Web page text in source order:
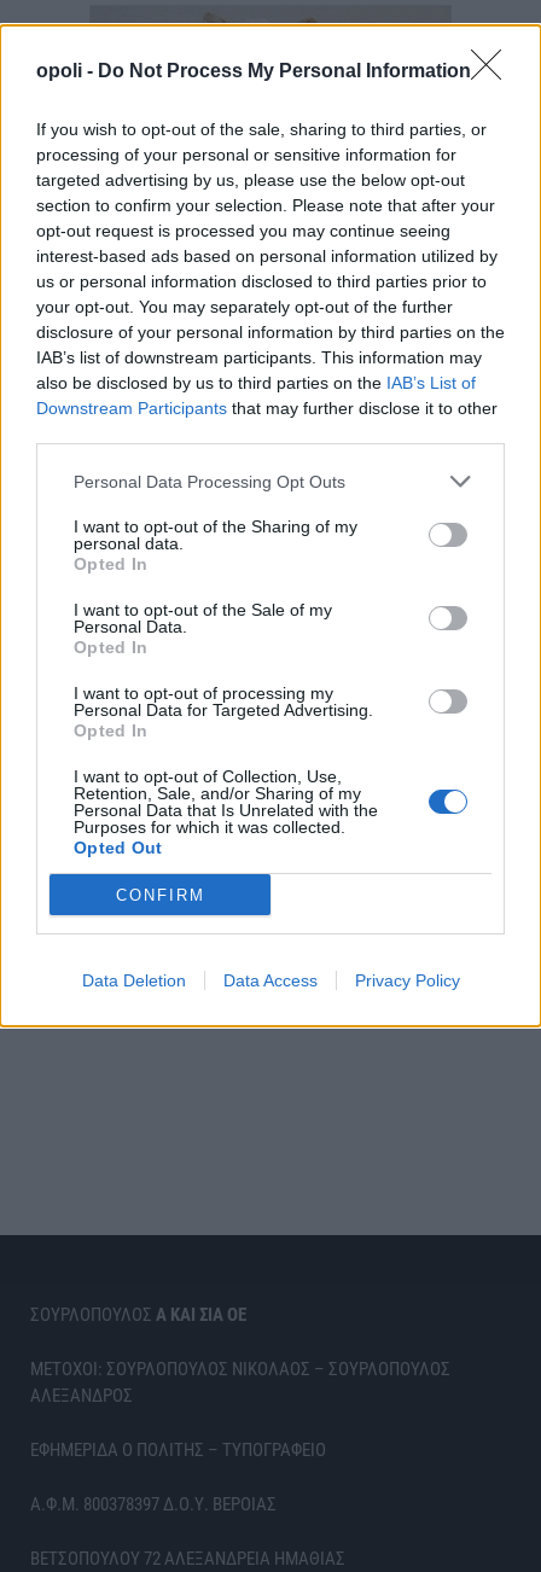
opoli - Do Not Process My Personal Information
If you wish to opt-out of the sale, sharing to third parties, or
processing of your personal or sensitive information for
targeted advertising by us, please use the below opt-out
section to confirm your selection. Please note that after your
opt-out request is processed you may continue seeing
interest-based ads based on personal information utilized by
us or personal information disclosed to third parties prior to
your opt-out. You may separately opt-out of the further
disclosure of your personal information by third parties on the
IAB’s list of downstream participants. This information may
also be disclosed by us to third parties on the IAB’s List of
Downstream Participants that may further disclose it to other
Personal Data Processing Opt Outs
I want to opt-out of the Sharing of my
personal data.
Opted In
I want to opt-out of the Sale of my
Personal Data.
Opted In
I want to opt-out of processing my
Personal Data for Targeted Advertising.
Opted In
I want to opt-out of Collection, Use,
Retention, Sale, and/or Sharing of my
Personal Data that Is Unrelated with the
Purposes for which it was collected.
Opted Out
CONFIRM
Data Deletion Data Access Privacy Policy
ΣΟΥΡΛΟΠΟΥΛΟΣ Α ΚΑΙ ΣΙΑ ΟΕ
ΜΕΤΟΧΟΙ: ΣΟΥΡΛΟΠΟΥΛΟΣ ΝΙΚΟΛΑΟΣ – ΣΟΥΡΛΟΠΟΥΛΟΣ
ΑΛΕΞΑΝΔΡΟΣ
ΕΦΗΜΕΡΙΔΑ Ο ΠΟΛΙΤΗΣ – ΤΥΠΟΓΡΑΦΕΙΟ
Α.Φ.Μ. 800378397 Δ.Ο.Υ. ΒΕΡΟΙΑΣ
ΒΕΤΣΟΠΟΥΛΟΥ 72 ΑΛΕΞΑΝΔΡΕΙΑ ΗΜΑΘΙΑΣ